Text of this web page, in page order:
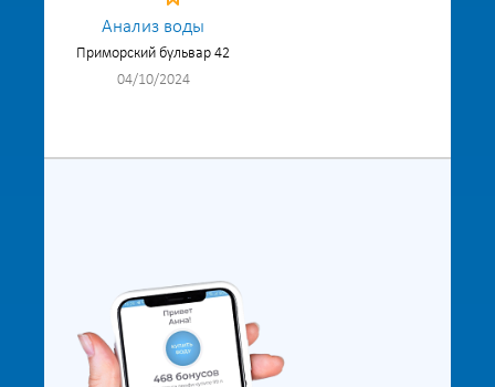
Анализ воды
Приморский бульвар 42
04/10/2024